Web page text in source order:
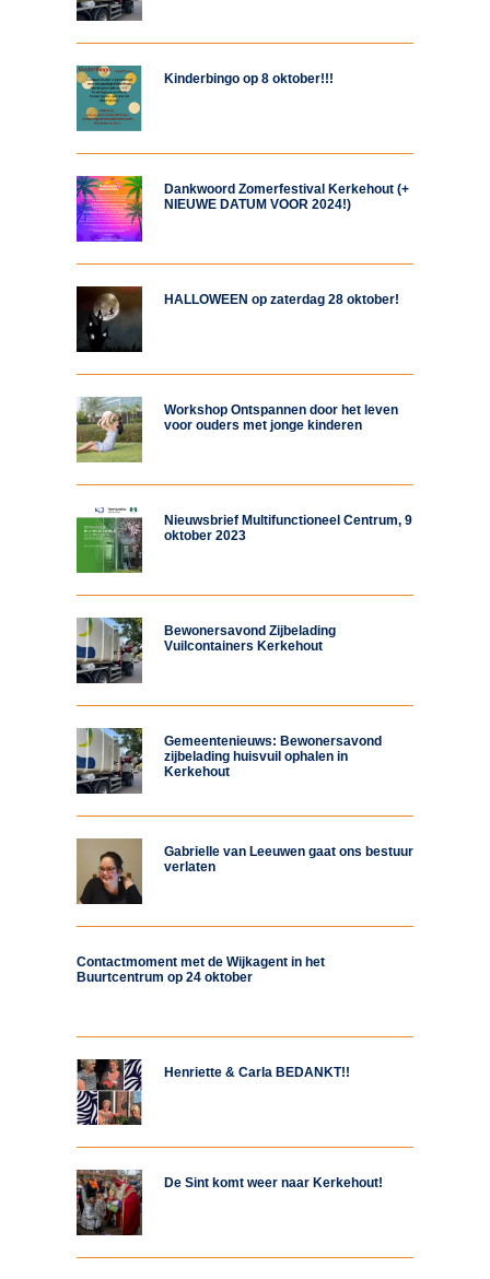
Kinderbingo op 8 oktober!!!
Dankwoord Zomerfestival Kerkehout (+
NIEUWE DATUM VOOR 2024!)
HALLOWEEN op zaterdag 28 oktober!
Workshop Ontspannen door het leven
voor ouders met jonge kinderen
Nieuwsbrief Multifunctioneel Centrum, 9
oktober 2023
Bewonersavond Zijbelading
Vuilcontainers Kerkehout
Gemeentenieuws: Bewonersavond
zijbelading huisvuil ophalen in
Kerkehout
Gabrielle van Leeuwen gaat ons bestuur
verlaten
Contactmoment met de Wijkagent in het
Buurtcentrum op 24 oktober
Henriette & Carla BEDANKT!!
De Sint komt weer naar Kerkehout!